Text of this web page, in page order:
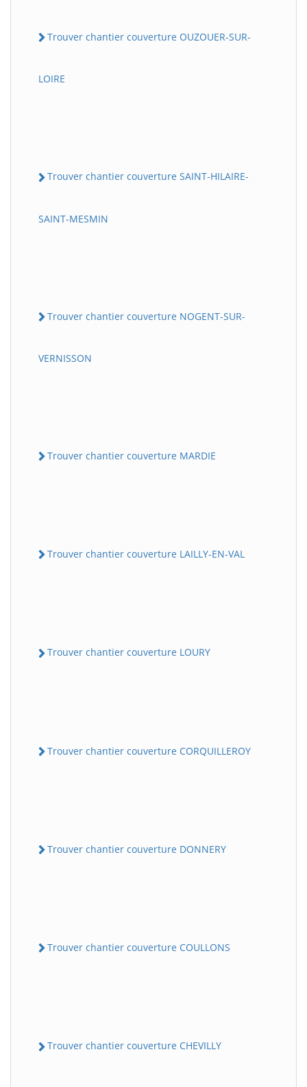
Trouver chantier couverture OUZOUER-SUR-
LOIRE
Trouver chantier couverture SAINT-HILAIRE-
SAINT-MESMIN
Trouver chantier couverture NOGENT-SUR-
VERNISSON
Trouver chantier couverture MARDIE
Trouver chantier couverture LAILLY-EN-VAL
Trouver chantier couverture LOURY
Trouver chantier couverture CORQUILLEROY
Trouver chantier couverture DONNERY
Trouver chantier couverture COULLONS
Trouver chantier couverture CHEVILLY